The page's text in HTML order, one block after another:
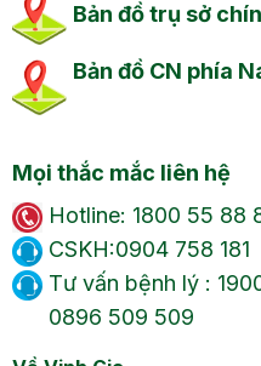
Bản đồ trụ sở
Bản đồ CN phía
Mọi thắc mắc liên hệ
Hotline: 1800 55 88
CSKH:0904 758 181
Tư vấn bệnh lý :
0896 509 509